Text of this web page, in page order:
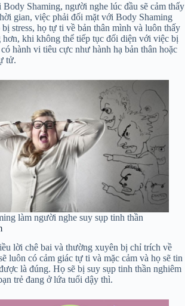
Shaming, người nghe lúc đầu sẽ cảm thấy
gian, việc phải đối mặt với Body Shaming
stress, họ tự ti về bản thân mình và luôn thấy
khi không thể tiếp tục đối diện với việc bị
hành vi tiêu cực như hành hạ bản thân hoặc
tử.
làm người nghe suy sụp tinh thần
lời chê bai và thường xuyên bị chỉ trích về
luôn có cảm giác tự ti và mặc cảm và họ sẽ tin
là đúng. Họ sẽ bị suy sụp tinh thần nghiêm
trẻ đang ở lứa tuổi dậy thì.